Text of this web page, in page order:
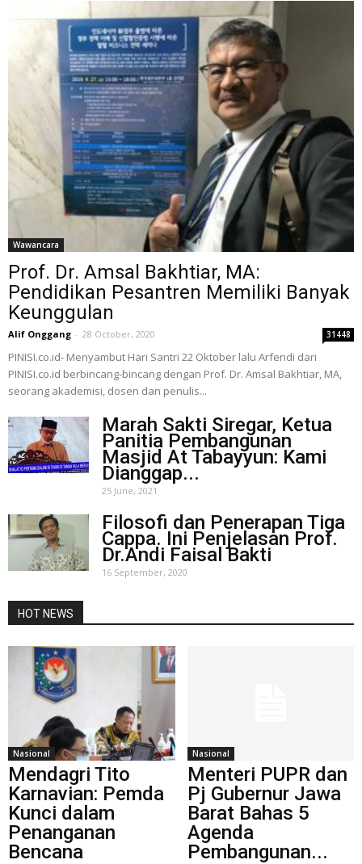
Wawancara
Prof. Dr. Amsal Bakhtiar, MA:
Pendidikan Pesantren Memiliki Banyak
Keunggulan
Alif Onggang - 28 October, 2020 31448
PINISI.co.id- Menyambut Hari Santri 22 Oktober lalu Arfendi dari
PINISI.co.id berbincang-bincang dengan Prof. Dr. Amsal Bakhtiar, MA,
seorang akademisi, dosen dan penulis...
Marah Sakti Siregar, Ketua
Panitia Pembangunan
Masjid At Tabayyun: Kami
Dianggap...
25 June, 2021
Filosofi dan Penerapan Tiga
Cappa. Ini Penjelasan Prof.
Dr.Andi Faisal Bakti
16 September, 2020
HOT NEWS
Nasional
Mendagri Tito
Karnavian: Pemda
Kunci dalam
Penanganan
Bencana
Nasional
Menteri PUPR dan
Pj Gubernur Jawa
Barat Bahas 5
Agenda
Pembangunan...